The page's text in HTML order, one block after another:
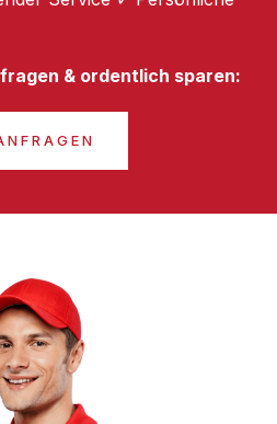
& ordentlich sparen: